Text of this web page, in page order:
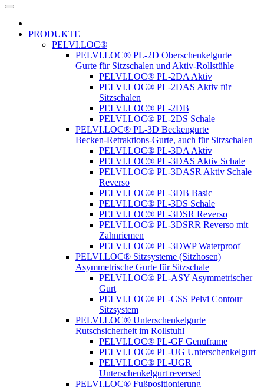
PRODUKTE
PELVI.LOC®
PELVI.LOC® PL-2D Oberschenkelgurte
Gurte für Sitzschalen und Aktiv-Rollstühle
PELVI.LOC® PL-2DA Aktiv
PELVI.LOC® PL-2DAS Aktiv für
Sitzschalen
PELVI.LOC® PL-2DB
PELVI.LOC® PL-2DS Schale
PELVI.LOC® PL-3D Beckengurte
Becken-Retraktions-Gurte, auch für Sitzschalen
PELVI.LOC® PL-3DA Aktiv
PELVI.LOC® PL-3DAS Aktiv Schale
PELVI.LOC® PL-3DASR Aktiv Schale
Reverso
PELVI.LOC® PL-3DB Basic
PELVI.LOC® PL-3DS Schale
PELVI.LOC® PL-3DSR Reverso
PELVI.LOC® PL-3DSRR Reverso mit
Zahnriemen
PELVI.LOC® PL-3DWP Waterproof
PELVI.LOC® Sitzsysteme (Sitzhosen)
Asymmetrische Gurte für Sitzschale
PELVI.LOC® PL-ASY Asymmetrischer
Gurt
PELVI.LOC® PL-CSS Pelvi Contour
Sitzsystem
PELVI.LOC® Unterschenkelgurte
Rutschsicherheit im Rollstuhl
PELVI.LOC® PL-GF Genuframe
PELVI.LOC® PL-UG Unterschenkelgurt
PELVI.LOC® PL-UGR
Unterschenkelgurt reversed
PELVI.LOC® Fußpositionierung